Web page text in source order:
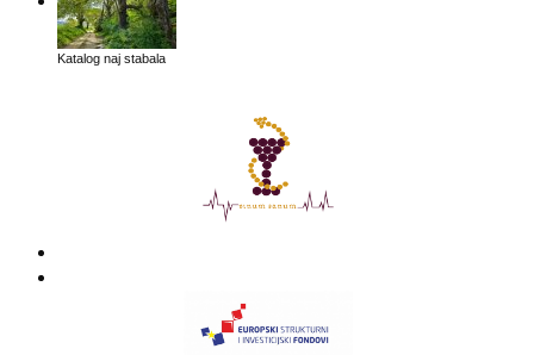
Katalog naj stabala